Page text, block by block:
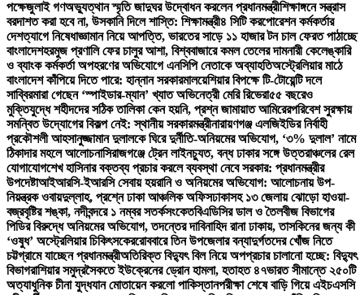
পক্ষেজুলাই গণঅভ্যুত্থান স্মৃতি জাদুঘর উদ্বোধন করলেন প্রধানমন্ত্রীশিক্ষাঙ্গনে সন্ত্রাস
বরদাশত করা হবে না, উসকানি দিলে শাস্তি: শিক্ষামন্ত্রী৪ সিটি করপোরেশন কর্মকর্তার
দেশত্যাগে নিষেধাজ্ঞামান নিয়ে আপত্তি, ভারতের সাড়ে ১১ হাজার টন চাল ফেরত পাঠাচ্ছে
বাংলাদেশহরমুজ প্রণালি ফের চালুর আশা, বিশ্ববাজারে কমল তেলের দামনারী কেলেঙ্কারি
ও ব্যাংক কর্মকর্তা অপহরণের অভিযোগে এনসিপি নেতাকে অব্যাহতিঅস্ট্রেলিয়ার মাঠে
বাংলাদেশ কাঁপিয়ে দিতে পারে: হান্নান সরকারমালয়েশিয়ার বিপক্ষে টি-টোয়েন্টি দলে
সাব্বিরমারা গেছেন ‘স্পাইডার-ম্যান’ খ্যাত অভিনেত্রী মেরি রিভেরা৫৫ বছরেও
মুক্তিযুদ্ধে শহীদদের সঠিক তালিকা কেন হয়নি, প্রশ্ন জামায়াত আমিরেরপরিবেশ সুরক্ষায়
সমন্বিত উদ্যোগের বিকল্প নেই: স্থানীয় সরকারমন্ত্রীনারায়ণগঞ্জ এলজিইডির নির্বাহী
প্রকৌশলী আহসানুজ্জামান দুলালকে ঘিরে দুর্নীতি-অনিয়মের অভিযোগ, ‘৩% দুলাল’ নামে
ঠিকাদার মহলে আলোচনাসিরাজগঞ্জে ট্রেন লাইনচ্যুত, বন্ধ ঢাকার সঙ্গে উত্তরাঞ্চলের রেল
যোগাযোগশেখ হাসিনার বক্তব্য প্রচার করলে ব্যবস্থা নেবে সরকার: প্রধানমন্ত্রীর
উপদেষ্টাআইআরসি-ইআরসি সেবায় হয়রানি ও অনিয়মের অভিযোগ: আলোচনায় উপ-
নিয়ন্ত্রক ওবায়দুল্লাহ, প্রশ্নে ঢাকা আঞ্চলিক অফিসঢাকাসহ ১৩ জেলায় ঝোড়ো হাওয়া-
বজ্রবৃষ্টির শঙ্কা, নদীবন্দরে ১ নম্বর সতর্কসংকেতবিএডিসির ডাল ও তৈলবীজ বিভাগের
পিডির বিরুদ্ধে অনিয়মের অভিযোগ, তদন্তের দাবিনাহিদ রানা ঢাকায়, তাসকিনের জন্য কী
‘ওষুধ’ অস্ট্রেলিয়ার চিকিৎসকেররোববারে তিন উপজেলার বন্যাদুর্গতদের খোঁজ নিতে
চট্টগ্রামে যাচ্ছেন প্রধানমন্ত্রীঅতিরিক্ত বিদ্যুৎ বিল নিয়ে অপপ্রচার চালানো হচ্ছে: বিদ্যুৎ
বিভাগরাশিয়ার সমুদ্রসৈকতে ইউক্রেনের ড্রোন হামলা, হতাহত ৪৭ভারত সীমান্তে ২৫০টি
অত্যাধুনিক চীনা যুদ্ধযান মোতায়েন করলো পাকিস্তানপরীক্ষা শেষে বাড়ি গিয়ে এইচএসসি